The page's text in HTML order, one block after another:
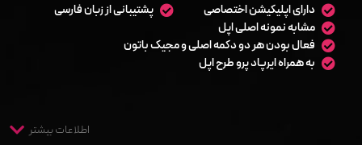
دارای اپلیکیشن اختصاصی
پشتیبانی از زبان فارسی
مشابه نمونه اصلی اپل
فعال بودن هر دو دکمه اصلی و مجیک باتون
به همراه ایرپاد پرو طرح اپل
اطلاعات بیشتر